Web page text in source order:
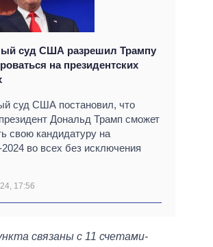
суд США разрешил Трампу
на президентских
суд США постановил, что
Дональд Трамп сможет
свою кандидатуру на
во всех без исключения
17:56
связаны с 11 счетами-